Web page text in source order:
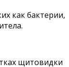
как бактерии,
щитовидки